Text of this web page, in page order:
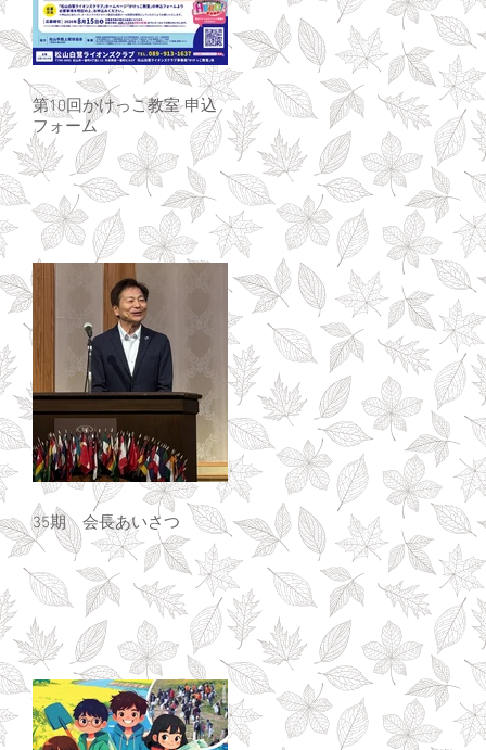
第10回かけっこ教室 申込
フォーム
35期 会長あいさつ